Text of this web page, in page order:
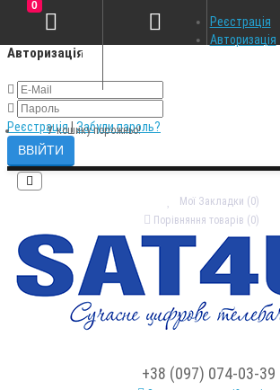
Авторизація
Реєстрація|Забули пароль?
Мої Закладки (0)
Порівняння товарів (0)
+38 (097) 074-03-39
Реєстрація
Авторизація
0
У кошику порожньо!